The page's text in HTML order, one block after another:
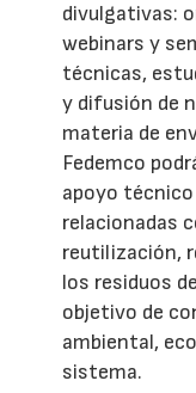
divulgativas:
webinars y
técnicas,
y difusión de
materia de
Fedemco
apoyo
relacionadas
reutilización,
los residuos
objetivo de
ambiental,
sistema.